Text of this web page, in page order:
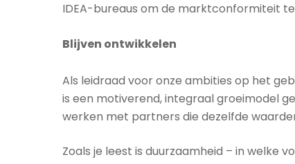
IDEA-bureaus om de marktconformiteit
Blijven ontwikkelen
Als leidraad voor onze ambities op het
is een motiverend, integraal groeimodel
werken met partners die dezelfde
Zoals je leest is duurzaamheid – in welke